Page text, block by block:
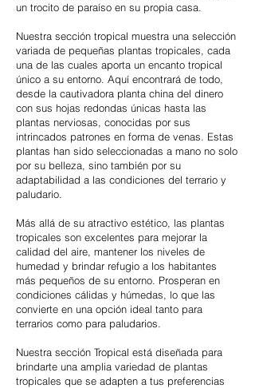
un trocito de paraíso en su propia casa.
Nuestra sección tropical muestra una selección
variada de pequeñas plantas tropicales, cada
una de las cuales aporta un encanto tropical
único a su entorno. Aquí encontrará de todo,
desde la cautivadora planta china del dinero
con sus hojas redondas únicas hasta las
plantas nerviosas, conocidas por sus
intrincados patrones en forma de venas. Estas
plantas han sido seleccionadas a mano no solo
por su belleza, sino también por su
adaptabilidad a las condiciones del terrario y
paludario.
Más allá de su atractivo estético, las plantas
tropicales son excelentes para mejorar la
calidad del aire, mantener los niveles de
humedad y brindar refugio a los habitantes
más pequeños de su entorno. Prosperan en
condiciones cálidas y húmedas, lo que las
convierte en una opción ideal tanto para
terrarios como para paludarios.
Nuestra sección Tropical está diseñada para
brindarte una amplia variedad de plantas
tropicales que se adapten a tus preferencias